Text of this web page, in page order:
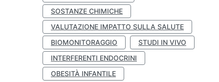
SOSTANZE CHIMICHE
VALUTAZIONE IMPATTO SULLA SALUTE
BIOMONITORAGGIO
STUDI IN VIVO
INTERFERENTI ENDOCRINI
OBESITÀ INFANTILE